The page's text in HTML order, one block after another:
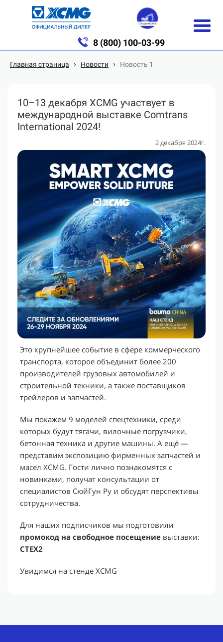
8 (800) 100-03-99
Главная страница › Новости › Новость 1
10–13 декабря XCMG участвует в
международной выставке Comtrans
International 2024!
2 декабря 2024г.
Это крупнейшее событие в сфере коммерческого
транспорта, которое объединит более 200
производителей грузовых автомобилей и
строительной техники, а также поставщиков
трейлеров и запчастей.
Мы покажем 9 моделей спецтехники, среди
которых будут тягачи, вилочные погрузчики,
бетонная техника и другие машины. А ещё —
представим экспозицию фирменных запчастей и
масел XCMG. Гости лично познакомятся с
новинками, получат консультации от
специалистов СюйГун Ру и обсудят перспективы
сотрудничества.
Для наших подписчиков мы подготовили
промокод на свободное посещение выставки:
CTEX2
Увидимся на стенде XCMG